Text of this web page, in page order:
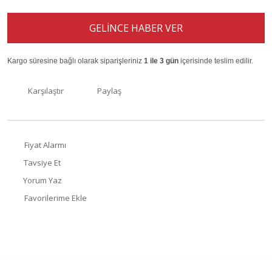
GELİNCE HABER VER
Kargo süresine bağlı olarak siparişleriniz 1 ile 3 gün içerisinde teslim edilir.
Karşılaştır Paylaş
Fiyat Alarmı
Tavsiye Et
Yorum Yaz